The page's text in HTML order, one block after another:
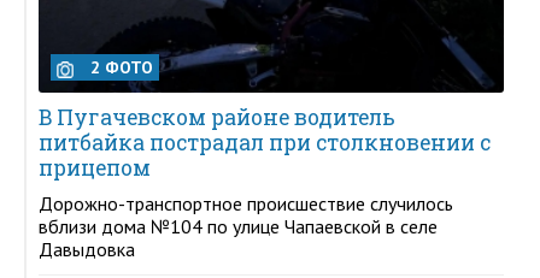
2 ФОТО
В Пугачевском районе водитель
питбайка пострадал при столкновении с
прицепом
Дорожно-транспортное происшествие случилось
вблизи дома №104 по улице Чапаевской в селе
Давыдовка